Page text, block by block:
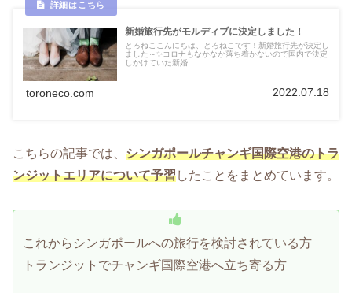
新婚旅行先がモルディブに決定しました！
とろねここんにちは、とろねこです！新婚旅行先が決定し
ました～✨コロナもなかなか落ち着かないので国内で決定
しかけていた新婚...
toroneco.com 2022.07.18
こちらの記事では、 シンガポールチャンギ国際空港のトラ
ンジットエリアについて予習したことをまとめています。
これからシンガポールへの旅行を検討されている方
トランジットでチャンギ国際空港へ立ち寄る方